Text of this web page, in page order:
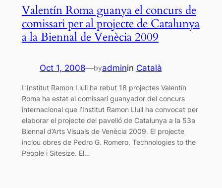
Valentín Roma guanya el concurs de
comissari per al projecte de Catalunya
a la Biennal de Venècia 2009
Oct 1, 2008—byadminin Català
L’Institut Ramon Llull ha rebut 18 projectes Valentín
Roma ha estat el comissari guanyador del concurs
internacional que l’Institut Ramon Llull ha convocat per
elaborar el projecte del pavelló de Catalunya a la 53a
Biennal d’Arts Visuals de Venècia 2009. El projecte
inclou obres de Pedro G. Romero, Technologies to the
People i Sitesize. El…